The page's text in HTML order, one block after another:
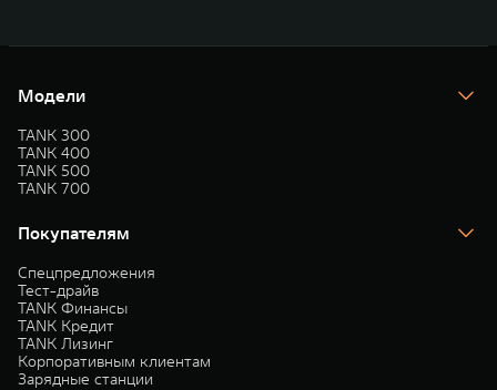
Модели
TANK 300
TANK 400
TANK 500
TANK 700
Покупателям
Спецпредложения
Тест-драйв
TANK Финансы
TANK Кредит
TANK Лизинг
Корпоративным клиентам
Зарядные станции